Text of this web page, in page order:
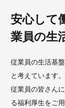
安心して
業員の生
従業員の生活基
と考えています。
従業員の皆さん
る福利厚生をご